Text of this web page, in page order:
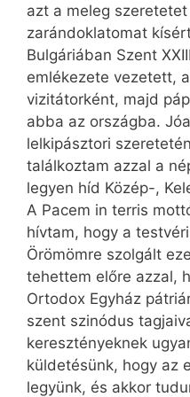
azt a meleg
zarándoklatomat
Bulgáriában Szent
emlékezete vezetett,
vizitátorként, majd
abba az országba.
lelkipásztori
találkoztam azzal a
legyen híd Közép-,
A Pacem in terris
hívtam, hogy a
Örömömre szolgált
tehettem előre azzal,
Ortodox Egyház
szent szinódus
keresztényeknek
küldetésünk, hogy az
legyünk, és akkor